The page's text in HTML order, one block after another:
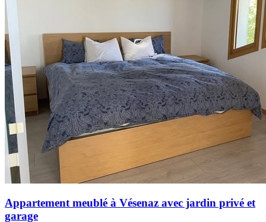
Appartement meublé à Vésenaz avec jardin privé et
garage